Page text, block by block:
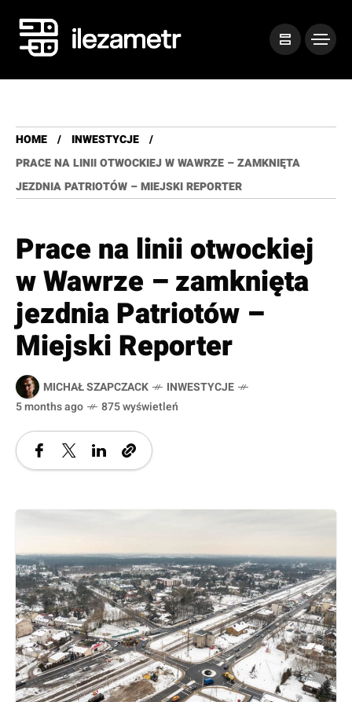
HOME
INWESTYCJE
PRACE NA LINII OTWOCKIEJ W WAWRZE – ZAMKNIĘTA
JEZDNIA PATRIOTÓW – MIEJSKI REPORTER
Prace na linii otwockiej
w Wawrze – zamknięta
jezdnia Patriotów –
Miejski Reporter
MICHAŁ SZAPCZACK
INWESTYCJE
5 months ago
875 wyświetleń